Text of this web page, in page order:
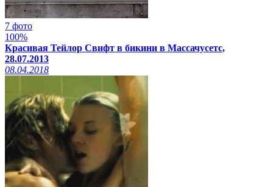
7 фото
100%
Красивая Тейлор Свифт в бикини в Массачусетс,
28.07.2013
08.04.2018